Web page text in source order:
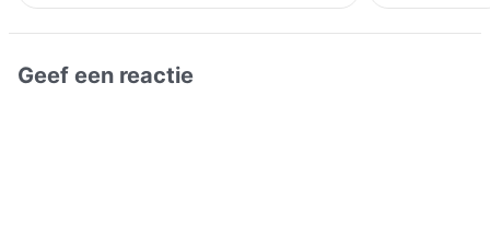
Geef een reactie